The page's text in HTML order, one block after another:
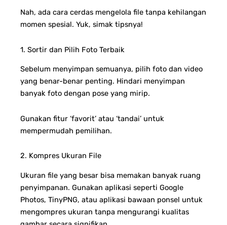
Nah, ada cara cerdas mengelola file tanpa kehilangan
momen spesial. Yuk, simak tipsnya!
1. Sortir dan Pilih Foto Terbaik
Sebelum menyimpan semuanya, pilih foto dan video
yang benar-benar penting. Hindari menyimpan
banyak foto dengan pose yang mirip.
Gunakan fitur ‘favorit’ atau ‘tandai’ untuk
mempermudah pemilihan.
2. Kompres Ukuran File
Ukuran file yang besar bisa memakan banyak ruang
penyimpanan. Gunakan aplikasi seperti Google
Photos, TinyPNG, atau aplikasi bawaan ponsel untuk
mengompres ukuran tanpa mengurangi kualitas